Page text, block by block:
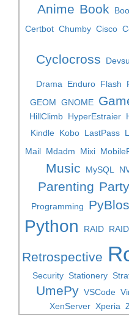
Anime Book
Certbot Chumby Cisco
Cyclocross
Drama Enduro Flash
GEOM GNOME
HillClimb HyperEstraier
Kindle Kobo LastPass
Mail Mdadm Mixi
Music
MySQL
Parenting Party
Programming
Python RAID
Retrospective
Security Stationery
UmePy VSCode
XenServer Xperia